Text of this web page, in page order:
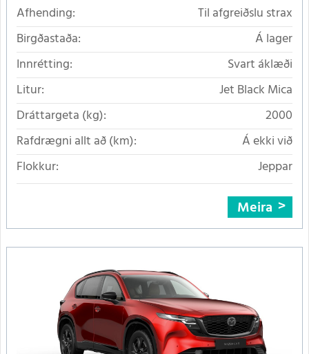
Afhending:
Til afgreiðslu strax
Birgðastaða:
Á lager
Innrétting:
Svart áklæði
Litur:
Jet Black Mica
Dráttargeta (kg):
2000
Rafdrægni allt að (km):
Á ekki við
Flokkur:
Jeppar
Meira